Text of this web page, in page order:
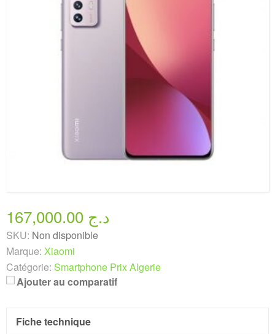
167,000.00 د.ج
SKU: Non disponible
Marque: Xiaomi
Catégorie: Smartphone Prix Algerie
Ajouter au comparatif
Fiche technique